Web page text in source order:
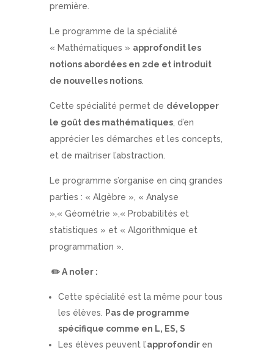
première.
Le programme de la spécialité
« Mathématiques » approfondit les
notions abordées en 2de et introduit
de nouvelles notions.
Cette spécialité permet de développer
le goût des mathématiques, d’en
apprécier les démarches et les concepts,
et de maîtriser l’abstraction.
Le programme s’organise en cinq grandes
parties : « Algèbre », « Analyse
»,« Géométrie »,« Probabilités et
statistiques » et « Algorithmique et
programmation ».
✏️A noter :
Cette spécialité est la même pour tous
les élèves.
Pas de programme
spécifique comme en L, ES, S
Les élèves peuvent l’approfondir en